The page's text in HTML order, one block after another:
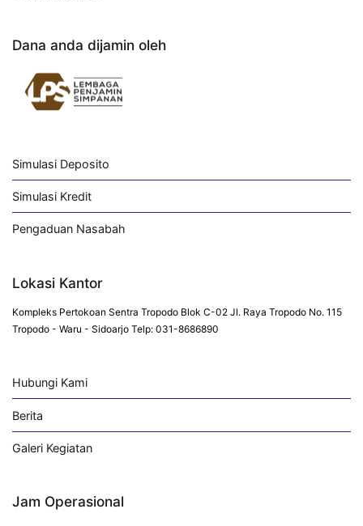
Dana anda dijamin oleh
Simulasi Deposito
Simulasi Kredit
Pengaduan Nasabah
Lokasi Kantor
Kompleks Pertokoan Sentra Tropodo Blok C-02 Jl. Raya Tropodo No. 115
Tropodo - Waru - Sidoarjo Telp: 031-8686890
Hubungi Kami
Berita
Galeri Kegiatan
Jam Operasional